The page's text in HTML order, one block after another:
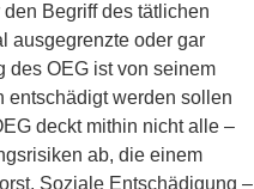
Begriff des tätlichen
ausgegrenzte oder gar
des OEG ist von seinem
entschädigt werden sollen
deckt mithin nicht alle –
ab, die einem
Soziale Entschädigung –